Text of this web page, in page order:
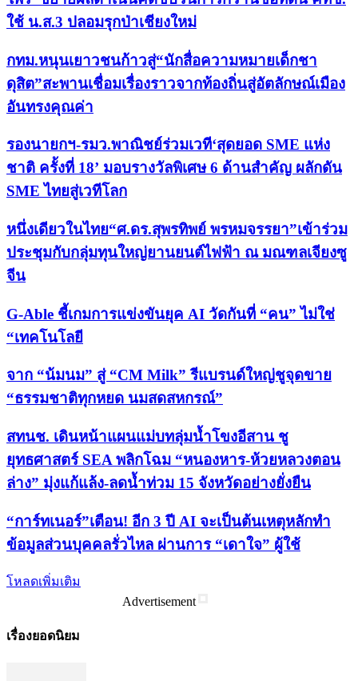
ใช้ น.ส.3 ปลอมรุกป่าเชียงใหม่
กทม.หนุนเยาวชนก้าวสู่“นักสื่อความหมายเด็กชา
ดุสิต”สะพานเชื่อมเรื่องราวจากท้องถิ่นสู่อัตลักษณ์เมือง
อันทรงคุณค่า
รองนายกฯ-รมว.พาณิชย์ร่วมเวที‘สุดยอด SME แห่ง
ชาติ ครั้งที่ 18’ มอบรางวัลพิเศษ 6 ด้านสำคัญ ผลักดัน
SME ไทยสู่เวทีโลก
หนึ่งเดียวในไทย“ศ.ดร.สุพรทิพย์ พรหมจรรยา”เข้าร่วม
ประชุมกับกลุ่มทุนใหญ่ยานยนต์ไฟฟ้า ณ มณฑลเจียงซู
จีน
G-Able ชี้เกมการแข่งขันยุค AI วัดกันที่ “คน” ไม่ใช่
“เทคโนโลยี
จาก “น้มนม” สู่ “CM Milk” รีแบรนด์ใหญ่ชูจุดขาย
“ธรรมชาติทุกหยด นมสดสหกรณ์”
สทนช. เดินหน้าแผนแม่บทลุ่มน้ำโขงอีสาน ชู
ยุทธศาสตร์ SEA พลิกโฉม “หนองหาร-ห้วยหลวงตอน
ล่าง” มุ่งแก้แล้ง-ลดน้ำท่วม 15 จังหวัดอย่างยั่งยืน
“การ์ทเนอร์”เตือน! อีก 3 ปี AI จะเป็นต้นเหตุหลักทำ
ข้อมูลส่วนบุคคลรั่วไหล ผ่านการ “เดาใจ” ผู้ใช้
โหลดเพิ่มเติม
Advertisement
เรื่องยอดนิยม